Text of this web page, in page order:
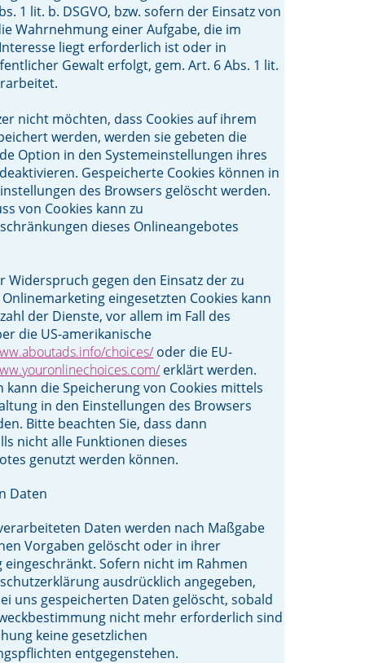
1 lit. b. DSGVO, bzw. sofern der Einsatz von
Wahrnehmung einer Aufgabe, die im
liegt erforderlich ist oder in
Gewalt erfolgt, gem. Art. 6 Abs. 1 lit.
nicht möchten, dass Cookies auf ihrem
werden, werden sie gebeten die
Option in den Systemeinstellungen ihres
Gespeicherte Cookies können in
des Browsers gelöscht werden.
von Cookies kann zu
dieses Onlineangebotes
Widerspruch gegen den Einsatz der zu
Onlinemarketing eingesetzten Cookies kann
der Dienste, vor allem im Fall des
die US-amerikanische
choices/ oder die EU-
erklärt werden.
kann die Speicherung von Cookies mittels
in den Einstellungen des Browsers
Bitte beachten Sie, dass dann
nicht alle Funktionen dieses
genutzt werden können.
Daten
Daten werden nach Maßgabe
Vorgaben gelöscht oder in ihrer
Sofern nicht im Rahmen
ausdrücklich angegeben,
uns gespeicherten Daten gelöscht, sobald
nicht mehr erforderlich sind
keine gesetzlichen
entgegenstehen.